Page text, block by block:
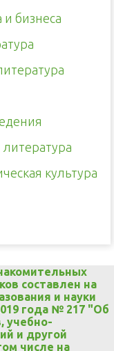
бизнеса
литература
культура
составлен на
и науки
года № 217 "Об
учебно-
и другой
числе на